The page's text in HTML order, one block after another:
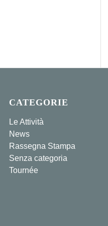
CATEGORIE
Le Attività
News
Rassegna Stampa
Senza categoria
Tournée